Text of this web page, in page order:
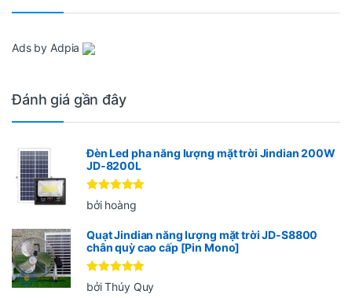
Ads by Adpia
Đánh giá gần đây
Đèn Led pha năng lượng mặt trời Jindian 200W
JD-8200L
Được xếp
hạng55
bởi hoàng
Quạt Jindian năng lượng mặt trời JD-S8800
chân quỳ cao cấp [Pin Mono]
Được xếp
hạng 5 5
bởi Thúy Quy